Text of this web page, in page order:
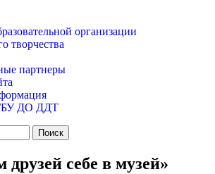
организации
творчества
партнеры
ДО ДДТ
себе в музей»